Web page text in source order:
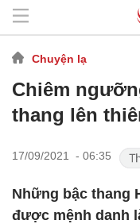
Chuyện lạ
Chiêm
thang lên
17/09/2021 - 06:35
Những bậc thang
được mệnh danh